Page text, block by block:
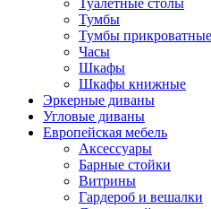
Туалетные столы
Тумбы
Тумбы прикроватные
Часы
Шкафы
Шкафы книжные
Эркерные диваны
Угловые диваны
Европейская мебель
Аксессуары
Барные стойки
Витрины
Гардероб и вешалки